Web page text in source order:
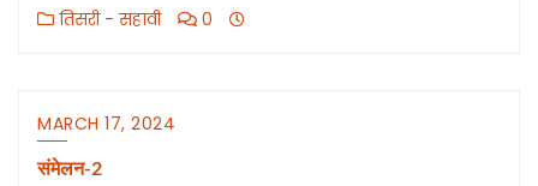
तिसरी - सहावी 0
MARCH 17, 2024
संमेलन-2